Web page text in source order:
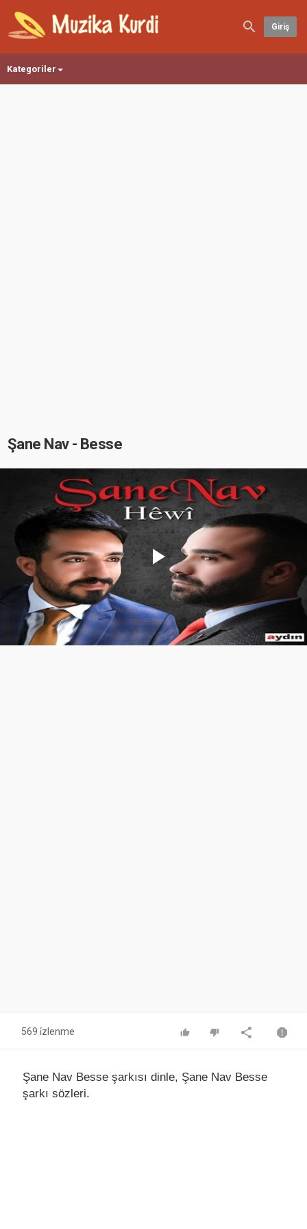
Giriş
Kategoriler
Şane Nav - Besse
Play
Video
569 i̇zlenme
Şane Nav Besse şarkısı dinle, Şane Nav Besse
şarkı sözleri.